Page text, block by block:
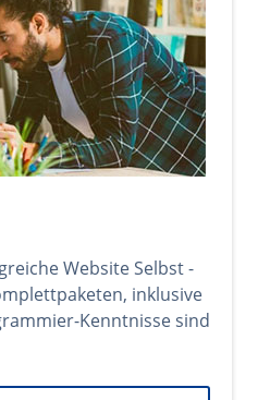
Website Selbst -
inklusive
Kenntnisse sind